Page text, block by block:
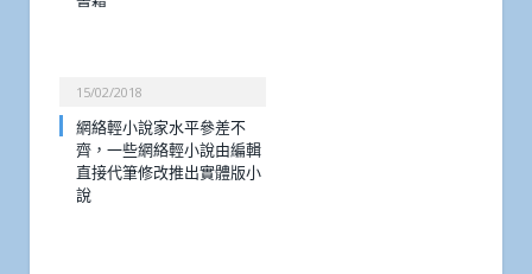
15/02/2018
網絡輕小說家水平參差不
齊，一些網絡輕小說由編輯
直接代筆修改推出實體版小
說